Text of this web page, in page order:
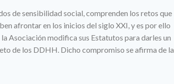
de sensibilidad social, comprenden los retos que
afrontar en los inicios del siglo XXI, y es por ello
Asociación modifica sus Estatutos para darles un
de los DDHH. Dicho compromiso se afirma de la